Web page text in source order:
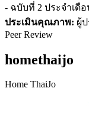
- ฉบับที่ 2 ประจำเดื
ประเมินคุณภาพ: ผู้
Peer Review
homethaijo
Home ThaiJo